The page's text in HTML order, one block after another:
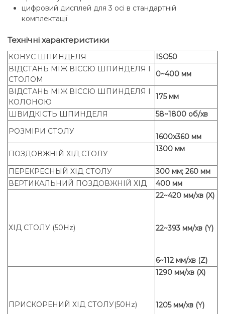
цифровий дисплей для 3 осі в стандартній
комплектації
Технічні характеристики
КОНУС ШПИНДЕЛЯ
ISO50
ВІДСТАНЬ МІЖ ВІССЮ ШПИНДЕЛЯ І
СТОЛОМ
0~400 мм
ВІДСТАНЬ МІЖ ВІССЮ ШПИНДЕЛЯ І
КОЛОНОЮ
175 мм
ШВИДКІСТЬ ШПИНДЕЛЯ
58~1800 об/хв
РОЗМІРИ СТОЛУ
1600x360 мм
ПОЗДОВЖНІЙ ХІД СТОЛУ
1300 мм
ПЕРЕКРЕСНЫЙ ХІД СТОЛУ
300 мм; 260 мм
ВЕРТИКАЛЬНИЙ ПОЗДОВЖНІЙ ХІД
400 мм
ХІД СТОЛУ (50Hz)
22~420 мм/хв (X)
22~393 мм/хв (Y)
6~112 мм/хв (Z)
ПРИСКОРЕНИЙ ХІД СТОЛУ(50Hz)
1290 мм/хв (X)
1205 мм/хв (Y)